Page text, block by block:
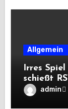
Allgemein
Irres
schießt
Premiere
admin